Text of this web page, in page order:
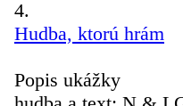
4.
Hudba, ktorú hrám
Popis ukážky